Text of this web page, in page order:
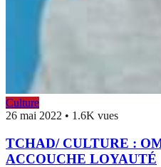
Culture
26 mai 2022 • 1.6K vues
TCHAD/ CULTURE :
ACCOUCHE LOYAUTÉ